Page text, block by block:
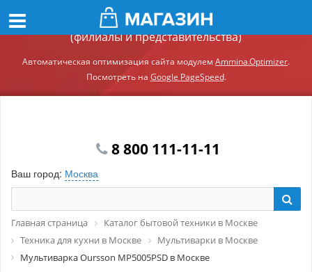
Демонстрационный сайт модуля Ammina.Регионы
(филиалы и представительства)
Автоматическая оптимизация сайта модулем Ammina.Optimizer.
Посмотреть на Google PageSpeed.
8 800 111-11-11
Ваш город: Москва
Главная страница
Каталог бытовой техники в Москве
Техника для кухни в Москве
Мультиварки в Москве
Мультиварка Oursson MP5005PSD в Москве